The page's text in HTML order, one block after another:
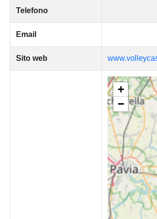
Telefono
Email
Sito web
+
−